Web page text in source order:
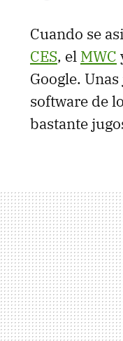
Cuando se
CES, el MWC
Google.
software de
bastante